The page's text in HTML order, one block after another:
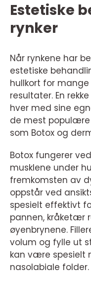
Estetiske
rynker
Når rynkene har
estetiske
hullkort for
resultater. En
hver med sine
de mest populære
som Botox og
Botox fungerer
musklene under
fremkomsten av
oppstår ved
spesielt effektivt
pannen, kråketær
øyenbrynene.
volum og fylle ut
kan være spesielt
nasolabiale folder.